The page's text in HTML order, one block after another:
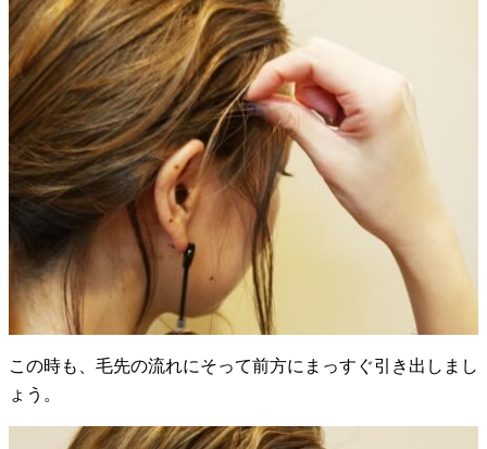
この時も、毛先の流れにそって前方にまっすぐ引き出しまし
ょう。